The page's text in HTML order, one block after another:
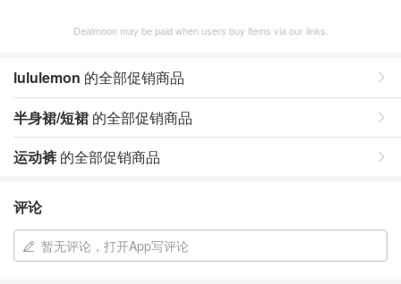
Dealmoon may be paid when users buy items via our links.
lululemon 的全部促销商品
半身裙/短裙 的全部促销商品
运动裤 的全部促销商品
评论
暂无评论，打开App写评论